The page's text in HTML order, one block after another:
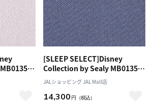
シー
ルピンク
[SLEEP SELECT]Disney
Collection by Sealy MB0135
Box Sheets（ボックスシー
ツ）〔シングル〕 ブルーグレー
JALショッピング JAL Mall店
14,300 円 （税込）